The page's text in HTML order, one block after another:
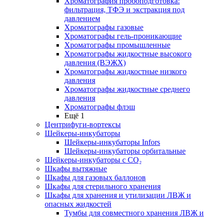
фильтрация, ТФЭ и экстракция под
давлением
Хроматографы газовые
Хроматографы гель-проникающие
Хроматографы промышленные
Хроматографы жидкостные высокого
давления (ВЭЖХ)
Хроматографы жидкостные низкого
давления
Хроматографы жидкостные среднего
давления
Хроматографы флэш
Ещё 1
Центрифуги-вортексы
Шейкеры-инкубаторы
Шейкеры-инкубаторы Infors
Шейкеры-инкубаторы орбитальные
Шейкеры-инкубаторы с CО₂
Шкафы вытяжные
Шкафы для газовых баллонов
Шкафы для стерильного хранения
Шкафы для хранения и утилизации ЛВЖ и
опасных жидкостей
Тумбы для совместного хранения ЛВЖ и